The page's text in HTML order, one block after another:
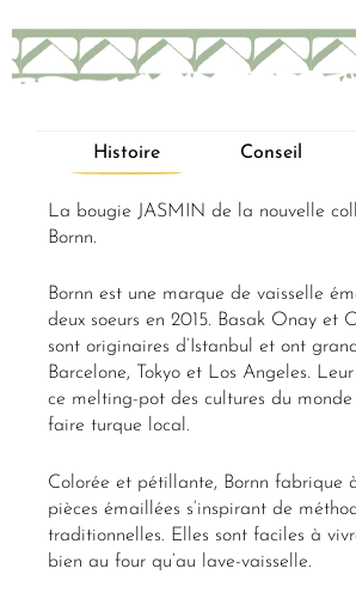
Histoire Conseil
La bougie JASMIN de la nouvelle
Bornn.
Bornn est une marque de vaisselle
deux soeurs en 2015. Basak Onay et
sont originaires d’Istanbul et ont
Barcelone, Tokyo et Los Angeles.
ce melting-pot des cultures du
faire turque local.
Colorée et pétillante, Bornn fabrique
pièces émaillées s’inspirant de
traditionnelles. Elles sont faciles à
bien au four qu’au lave-vaisselle.